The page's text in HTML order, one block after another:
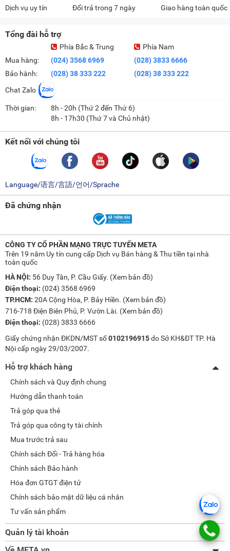
Dịch vụ uy tín Đổi trả trong 7 ngày Giao hàng toàn quốc
Tổng đài hỗ trợ
Mua hàng:
Bảo hành:
Phía Bắc & Trung
(024) 3568 6969
(028) 38 333 222
Phía Nam
(028) 3833 6666
(028) 38 333 222
Chat Zalo
Thời gian:
8h - 20h (Thứ 2 đến Thứ 6)
8h - 17h30 (Thứ 7 và Chủ nhật)
Kết nối với chúng tôi
Language/语言/言語/언어/Sprache
Đã chứng nhận
CÔNG TY CỔ PHẦN MẠNG TRỰC TUYẾN META
Trên 19 năm Uy tín cung cấp Dịch vụ Bán hàng & Thu tiền tại nhà
toàn quốc
HÀ NỘI: 56 Duy Tân, P. Cầu Giấy. (Xem bản đồ)
Điện thoại: (024) 3568 6969
TP.HCM: 20A Cộng Hòa, P. Bảy Hiền. (Xem bản đồ)
716-718 Điện Biên Phủ, P. Vườn Lài. (Xem bản đồ)
Điện thoại: (028) 3833 6666
Giấy chứng nhận ĐKDN/MST số0102196915do Sở KH&ĐT TP. Hà
Nội cấp ngày 29/03/2007.
Hỗ trợ khách hàng
Chính sách và Quy định chung
Hướng dẫn thanh toán
Trả góp qua thẻ
Trả góp qua công ty tài chính
Mua trước trả sau
Chính sách Đổi - Trả hàng hóa
Chính sách Bảo hành
Hóa đơn GTGT điện tử
Chính sách bảo mật dữ liệu cá nhân
Tư vấn sản phẩm
Quản lý tài khoản
Thay đổi thông tin